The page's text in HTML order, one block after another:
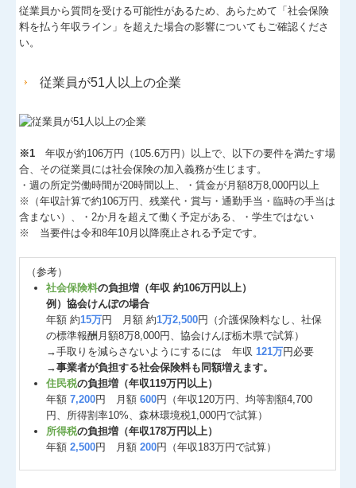
従業員から質問を受ける可能性があるため、あらためて「社会保険
料を払う年収ライン」を超えた場合の影響についてもご確認くださ
い。
従業員が51人以上の企業
※1 年収が約106万円（105.6万円）以上で、以下の要件を満たす場
合、その従業員には社会保険の加入義務が生じます。
・週の所定労働時間が20時間以上、・賃金が月額8万8,000円以上
※（年収計算で約106万円、残業代・賞与・通勤手当・臨時の手当は
含まない）、・2か月を超えて働く予定がある、・学生ではない
※ 当要件は令和8年10月以降廃止される予定です。
（参考）
社会保険料の負担増（年収 約106万円以上）
例）協会けんぽの場合
年額 約15万円 月額 約1万2,500円（介護保険料なし、社保
の標準報酬月額8万8,000円、協会けんぽ栃木県で試算）
→手取りを減らさないようにするには 年収 121万円必要
→事業者が負担する社会保険料も同額増えます。
住民税の負担増（年収119万円以上）
年額7,200円 月額600円（年収120万円、均等割額4,700
円、所得割率10%、森林環境税1,000円で試算）
所得税の負担増（年収178万円以上）
年額2,500円 月額200円（年収183万円で試算）